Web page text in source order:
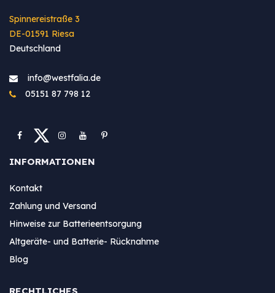
Spinnereistraße 3
DE-01591 Riesa
Deutschland
info@westfa​lia.de
05151 87 798 12
INFORMATIONEN
Kontakt
Zahlung und Versand
Hinweise zur Batterieentsorgung
Altgeräte- und Batterie- Rücknahme
Blog